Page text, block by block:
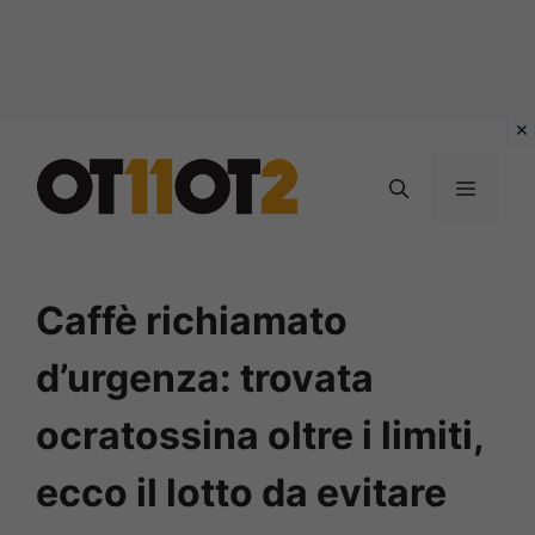
contenuto
MENU
Caffè richiamato
d’urgenza: trovata
ocratossina oltre i limiti,
ecco il lotto da evitare